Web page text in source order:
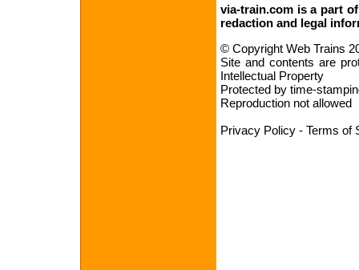
via-train.com is a part
redaction and legal
© Copyright Web Trains
Site and contents are
Intellectual Property
Protected by time-
Reproduction not allowed
Privacy Policy - Terms of